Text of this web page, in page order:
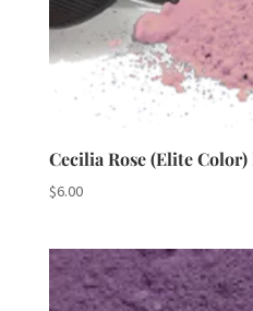
Cecilia Rose (Elite
$6.00